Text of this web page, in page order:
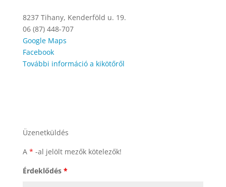
8237 Tihany, Kenderföld u. 19.
06 (87) 448-707
Google Maps
Facebook
További információ a kikötőről
Üzenetküldés
A * -al jelölt mezők kötelezők!
Érdeklődés *